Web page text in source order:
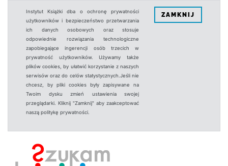
Instytut Książki dba o ochronę prywatności
użytkowników i bezpieczeństwo przetwarzania
ich danych osobowych oraz stosuje
odpowiednie rozwiązania technologiczne
zapobiegające ingerencji osób trzecich w
prywatność użytkowników. Używamy także
plików cookies, by ułatwić korzystanie z naszych
serwisów oraz do celów statystycznych.Jeśli nie
chcesz, by pliki cookies były zapisywane na
Twoim dysku zmień ustawienia swojej
przeglądarki. Kliknij "Zamknij" aby zaakceptować
naszą politykę prywatności.
ZAMKNIJ